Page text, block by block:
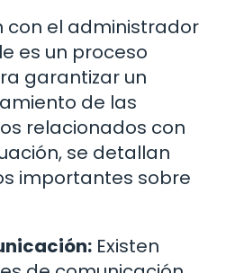
con el administrador
es un proceso
garantizar un
de las
relacionados con
se detallan
importantes sobre
Existen